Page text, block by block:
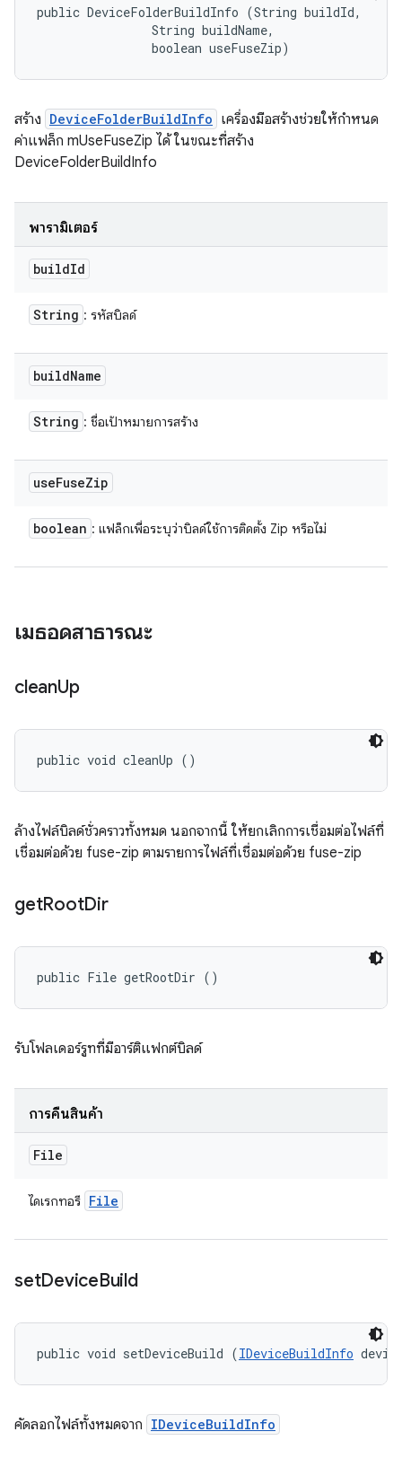
public DeviceFolderBuildInfo (String buildId,
                String buildName,
                boolean useFuseZip)
สร้าง DeviceFolderBuildInfo เครื่องมือสร้างช่วยให้กำหนด
ค่าแฟล็ก mUseFuseZip ได้ ในขณะที่สร้าง
DeviceFolderBuildInfo
พารามิเตอร์
buildId
String : รหัสบิลด์
buildName
String : ชื่อเป้าหมายการสร้าง
useFuseZip
boolean : แฟล็กเพื่อระบุว่าบิลด์ใช้การติดตั้ง Zip หรือไม่
เมธอดสาธารณะ
cleanUp
public void cleanUp ()
ล้างไฟล์บิลด์ชั่วคราวทั้งหมด นอกจากนี้ ให้ยกเลิกการเชื่อมต่อไฟล์ที่
เชื่อมต่อด้วย fuse-zip ตามรายการไฟล์ที่เชื่อมต่อด้วย fuse-zip
getRootDir
public File getRootDir ()
รับโฟลเดอร์รูทที่มีอาร์ติแฟกต์บิลด์
การคืนสินค้า
File
ไดเรกทอรี File
setDeviceBuild
public void setDeviceBuild (IDeviceBuildInfo
คัดลอกไฟล์ทั้งหมดจาก IDeviceBuildInfo